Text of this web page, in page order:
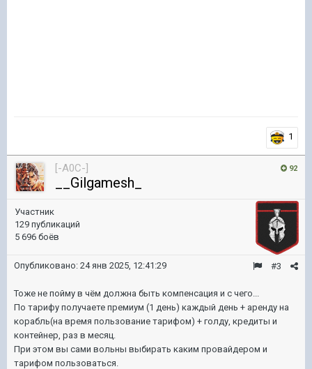
1
92
[-A0C-]
__Gilgamesh_
Участник
129 публикаций
5 696 боёв
#3
Опубликовано: 24 янв 2025, 12:41:29
Тоже не пойму в чём должна быть компенсация и с чего...
По тарифу получаете премиум (1 день) каждый день + аренду на
корабль(на время пользование тарифом) + голду, кредиты и
контейнер, раз в месяц.
При этом вы сами вольны выбирать каким провайдером и
тарифом пользоваться.